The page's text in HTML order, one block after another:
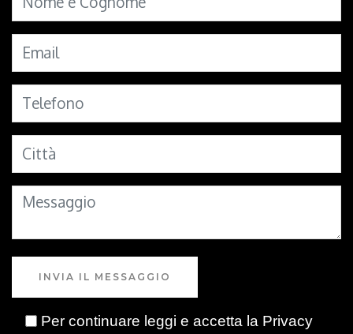
INVIA IL MESSAGGIO
Per continuare leggi e accetta la Privacy